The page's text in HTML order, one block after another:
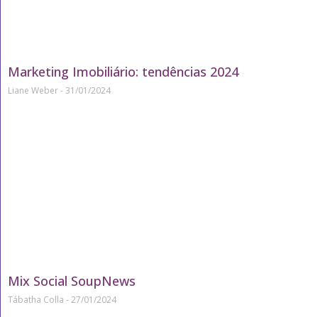
Marketing Imobiliário: tendências 2024
Liane Weber 31/01/2024
Mix Social SoupNews
Tábatha Colla 27/01/2024